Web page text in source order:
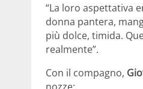
“La loro aspettativa
donna pantera,
più dolce, timida.
realmente”.
Con il compagno,